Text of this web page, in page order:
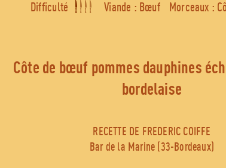
Difficulté Viande : Bœuf Morceaux :
côte de bœuf pommes dauphines échalottes à la
bordelaise
RECETTE DE FREDERIC COIFFE
Bar de la Marine (33-Bordeaux)